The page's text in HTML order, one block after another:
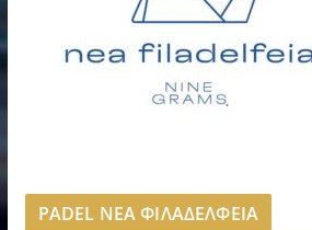
PADEL ΝΕΑ ΦΙΛΑΔΕΛΦΕΙΑ